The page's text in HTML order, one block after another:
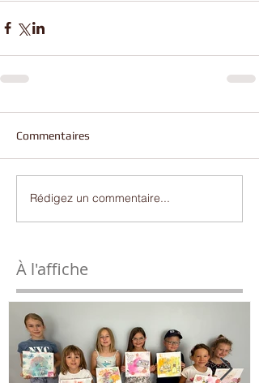
Commentaires
Rédigez un commentaire...
À l'affiche